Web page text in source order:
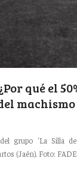
qué el
grupo ‘La Silla
(Jaén). Foto: